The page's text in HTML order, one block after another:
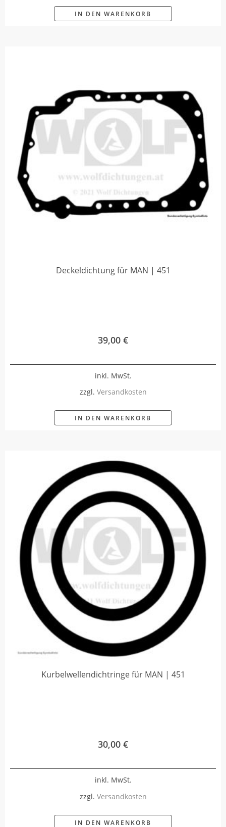
IN DEN WARENKORB
Deckeldichtung für MAN | 451
39,00 €
inkl. MwSt.
zzgl. Versandkosten
IN DEN WARENKORB
Kurbelwellendichtringe für MAN | 451
30,00 €
inkl. MwSt.
zzgl. Versandkosten
IN DEN WARENKORB